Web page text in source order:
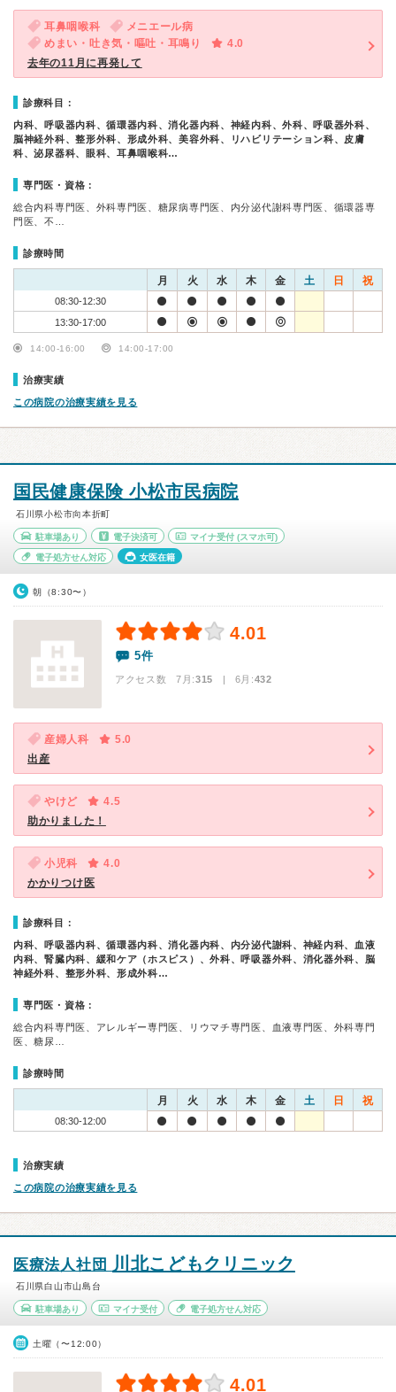
耳鼻咽喉科
メニエール病
めまい・吐き気・嘔吐・耳鳴り
4.0
去年の11月に再発して
診療科目：
内科、呼吸器内科、循環器内科、消化器内科、神経内科、外科、呼吸器外科、
脳神経外科、整形外科、形成外科、美容外科、リハビリテーション科、皮膚
科、泌尿器科、眼科、耳鼻咽喉科…
専門医・資格：
総合内科専門医、外科専門医、糖尿病専門医、内分泌代謝科専門医、循環器専
門医、不…
診療時間
月 火 水 木 金 土 日 祝
08:30-12:30
13:30-17:00
14:00-16:00 14:00-17:00
治療実績
この病院の治療実績を見る
国民健康保険 小松市民病院
石川県小松市向本折町
駐車場あり 電子決済可 マイナ受付 (スマホ可)
電子処方せん対応 女医在籍
朝（8:30〜）
4.01
5件
アクセス数 7月:315 | 6月:432
産婦人科
5.0
出産
やけど
4.5
助かりました！
小児科
4.0
かかりつけ医
診療科目：
内科、呼吸器内科、循環器内科、消化器内科、内分泌代謝科、神経内科、血液
内科、腎臓内科、緩和ケア（ホスピス）、外科、呼吸器外科、消化器外科、脳
神経外科、整形外科、形成外科…
専門医・資格：
総合内科専門医、アレルギー専門医、リウマチ専門医、血液専門医、外科専門
医、糖尿…
診療時間
月 火 水 木 金 土 日 祝
08:30-12:00
治療実績
この病院の治療実績を見る
医療法人社団 川北こどもクリニック
石川県白山市山島台
駐車場あり マイナ受付 電子処方せん対応
土曜（〜12:00）
4.01